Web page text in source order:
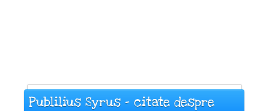
Publilius Syrus - citate despre